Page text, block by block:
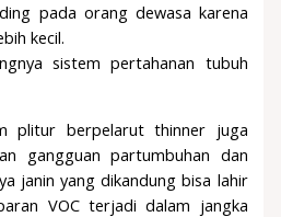
pada orang dewasa karena
kecil.
sistem pertahanan tubuh
plitur berpelarut thinner juga
gangguan partumbuhan dan
janin yang dikandung bisa lahir
VOC terjadi dalam jangka